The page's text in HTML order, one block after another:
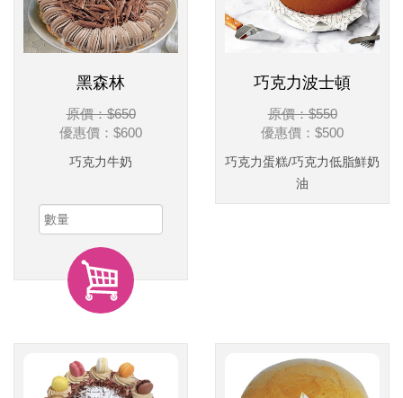
黑森林
原價：$650
優惠價： $600
巧克力牛奶
巧克力波士頓
原價：$550
優惠價： $500
巧克力蛋糕/巧克力低脂鮮奶
油